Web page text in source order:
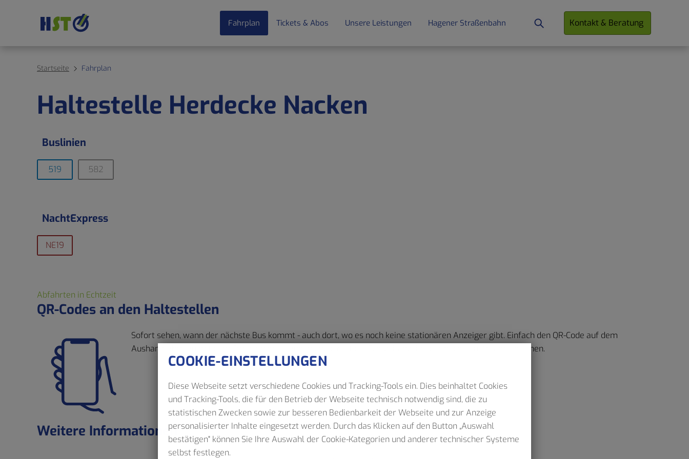
Fahrplan Tickets & Abos Unsere Leistungen Hagener Straßenbahn Kontakt & Beratung
Startseite Fahrplan
Haltestelle Herdecke Nacken
Buslinien
519 582
NachtExpress
NE19
Abfahrten in Echtzeit
QR-Codes an den Haltestellen
Sofort sehen, wann der nächste Bus kommt - auch dort, wo es noch keine stationären Anzeiger gibt. Einfach den QR-Code auf dem
Aushangfahrplan mit dem Smartphone scannen und direkt die Echtzeitanzeige der nächsten Abfahrten sehen.
Weitere Informationen
COOKIE-EINSTELLUNGEN
Diese Webseite setzt verschiedene Cookies und Tracking-Tools ein. Dies beinhaltet Cookies
und Tracking-Tools, die für den Betrieb der Webseite technisch notwendig sind, die zu
statistischen Zwecken sowie zur besseren Bedienbarkeit der Webseite und zur Anzeige
personalisierter Inhalte eingesetzt werden. Durch das Klicken auf den Button „Auswahl
bestätigen" können Sie Ihre Auswahl der Cookie-Kategorien und anderer technischer Systeme
selbst festlegen.